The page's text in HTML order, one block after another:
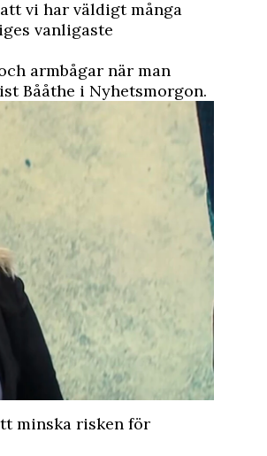
vi har väldigt många
vanligaste
armbågar när man
Bååthe i Nyhetsmorgon.
minska risken för